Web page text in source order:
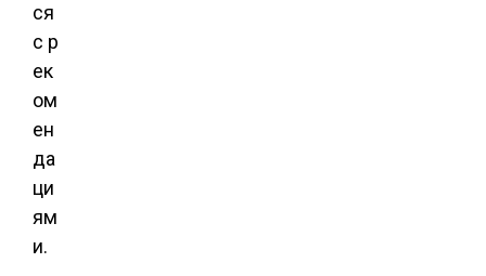
ся
с р
ек
ом
ен
да
ци
ям
и.